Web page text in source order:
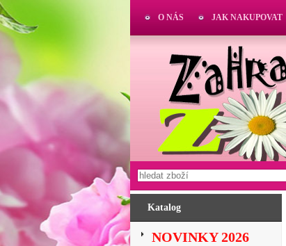
Katalog
NOVINKY 2026
O NÁS JAK NAKUPOVAT